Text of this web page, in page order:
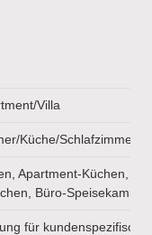
Villa
Küche/Schlafzimmer/
Apartment-Küchen,
Büro-
für